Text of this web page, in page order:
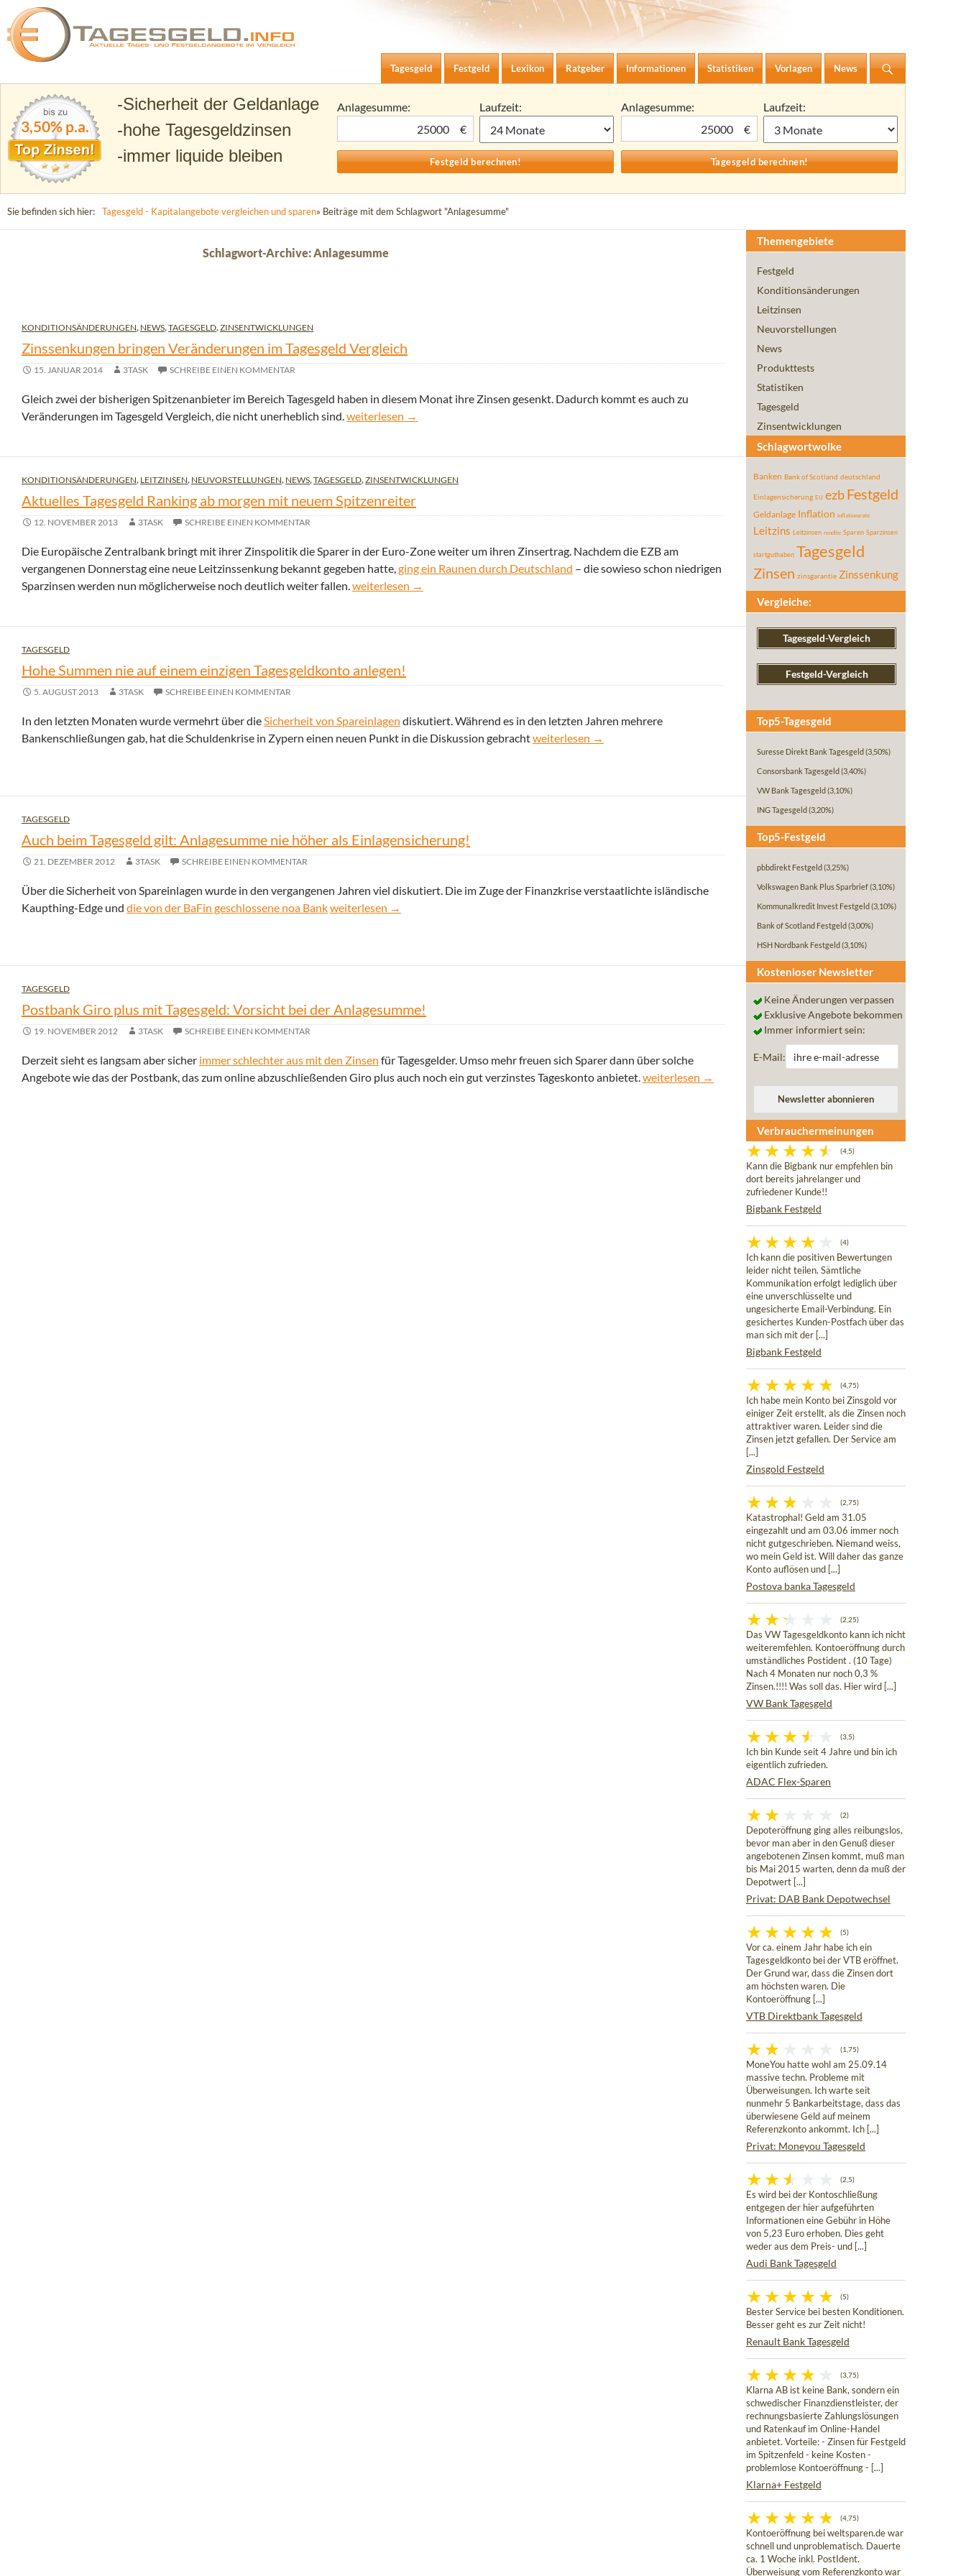
Tagesgeld.info – Tagesgeldkonten vergleichen und Tagesgeld-Zinsen berechnen
Zum Inhalt springen
Tagesgeld
Festgeld Lexikon Ratgeber Informationen Statistiken Vorlagen News
3,50% p.a.
Sicherheit der Geldanlage
hohe Tagesgeldzinsen
immer liquide bleiben
Anlagesumme:
€
Laufzeit:
Anlagesumme:
€
Laufzeit:
Sie befinden sich hier: Tagesgeld - Kapitalangebote vergleichen und sparen» Beiträge mit dem Schlagwort "Anlagesumme"
Schlagwort-Archive: Anlagesumme
KONDITIONSÄNDERUNGEN, NEWS,TAGESGELD,ZINSENTWICKLUNGEN
Zinssenkungen bringen Veränderungen im Tagesgeld Vergleich
15. JANUAR 2014 3TASK SCHREIBE EINEN KOMMENTAR
Gleich zwei der bisherigen Spitzenanbieter im Bereich Tagesgeld haben in diesem Monat ihre Zinsen gesenkt. Dadurch kommt es auch zu
Veränderungen im Tagesgeld Vergleich, die nicht unerheblich sind.Zinssenkungen bringen Veränderungen im Tagesgeld Vergleich
weiterlesen →
KONDITIONSÄNDERUNGEN, LEITZINSEN, NEUVORSTELLUNGEN, NEWS,TAGESGELD,ZINSENTWICKLUNGEN
Aktuelles Tagesgeld Ranking ab morgen mit neuem Spitzenreiter
12. NOVEMBER 2013 3TASK SCHREIBE EINEN KOMMENTAR
Die Europäische Zentralbank bringt mit ihrer Zinspolitik die Sparer in der Euro-Zone weiter um ihren Zinsertrag. Nachdem die EZB am
vergangenen Donnerstag eine neue Leitzinssenkung bekannt gegeben hatte,ging ein Raunen durch Deutschland – die sowieso schon niedrigen
Sparzinsen werden nun möglicherweise noch deutlich weiter fallen.Aktuelles Tagesgeld Ranking ab morgen mit neuem Spitzenreiter
weiterlesen →
TAGESGELD
Hohe Summen nie auf einem einzigen Tagesgeldkonto anlegen!
5. AUGUST 2013 3TASK SCHREIBE EINEN KOMMENTAR
In den letzten Monaten wurde vermehrt über dieSicherheit von Spareinlagen diskutiert. Während es in den letzten Jahren mehrere
Bankenschließungen gab, hat die Schuldenkrise in Zypern einen neuen Punkt in die Diskussion gebrachtHohe Summen nie auf einem einzigen Tagesgeldkonto anlegen!
weiterlesen →
TAGESGELD
Auch beim Tagesgeld gilt: Anlagesumme nie höher als Einlagensicherung!
21. DEZEMBER 2012 3TASK SCHREIBE EINEN KOMMENTAR
Über die Sicherheit von Spareinlagen wurde in den vergangenen Jahren viel diskutiert. Die im Zuge der Finanzkrise verstaatlichte isländische
Kaupthing-Edge und die von der BaFin geschlossene noa BankAuch beim Tagesgeld gilt: Anlagesumme nie höher als Einlagensicherung!
weiterlesen →
TAGESGELD
Postbank Giro plus mit Tagesgeld: Vorsicht bei der Anlagesumme!
19. NOVEMBER 2012 3TASK SCHREIBE EINEN KOMMENTAR
Derzeit sieht es langsam aber sicher immer schlechter aus mit den Zinsen für Tagesgelder. Umso mehr freuen sich Sparer dann über solche
Angebote wie das der Postbank, das zum online abzuschließenden Giro plus auch noch ein gut verzinstes Tageskonto anbietet.Postbank Giro plus mit Tagesgeld: Vorsicht bei der Anlagesumme!
weiterlesen →
Themengebiete
Festgeld
Konditionsänderungen
Leitzinsen
Neuvorstellungen
News
Produkttests
Statistiken
Tagesgeld
Zinsentwicklungen
Schlagwortwolke
Banken Bank of Scotland deutschland
Einlagensicherung EU ezbFestgeld
Geldanlage Inflation inflationsrate
Leitzins Leitzinsen rendite Sparen Sparzinsen
startguthaben Tagesgeld
Zinsen zinsgarantie Zinssenkung
Vergleiche:
Tagesgeld-Vergleich
Festgeld-Vergleich
Top5-Tagesgeld
Suresse Direkt Bank Tagesgeld (3,50%)
Consorsbank Tagesgeld (3,40%)
VW Bank Tagesgeld (3,10%)
ING Tagesgeld (3,20%)
Top5-Festgeld
pbbdirekt Festgeld (3,25%)
Volkswagen Bank Plus Sparbrief(3,10%)
Kommunalkredit Invest Festgeld (3,10%)
Bank of Scotland Festgeld (3,00%)
HSH Nordbank Festgeld (3,10%)
Kostenloser Newsletter
Keine Änderungen verpassen
Exklusive Angebote bekommen
Immer informiert sein:
E-Mail:
Verbrauchermeinungen
(4,5)
Kann die Bigbank nur empfehlen bin
dort bereits jahrelanger und
zufriedener Kunde!!
Bigbank Festgeld
(4)
Ich kann die positiven Bewertungen
leider nicht teilen. Sämtliche
Kommunikation erfolgt lediglich über
eine unverschlüsselte und
ungesicherte Email-Verbindung. Ein
gesichertes Kunden-Postfach über das
man sich mit der [...]
Bigbank Festgeld
(4,75)
Ich habe mein Konto bei Zinsgold vor
einiger Zeit erstellt, als die Zinsen noch
attraktiver waren. Leider sind die
Zinsen jetzt gefallen. Der Service am
[...]
Zinsgold Festgeld
(2,75)
Katastrophal! Geld am 31.05
eingezahlt und am 03.06 immer noch
nicht gutgeschrieben. Niemand weiss,
wo mein Geld ist. Will daher das ganze
Konto auflösen und [...]
Postova banka Tagesgeld
(2,25)
Das VW Tagesgeldkonto kann ich nicht
weiteremfehlen. Kontoeröffnung durch
umständliches Postident . (10 Tage)
Nach 4 Monaten nur noch 0,3 %
Zinsen.!!!! Was soll das. Hier wird [...]
VW Bank Tagesgeld
(3,5)
Ich bin Kunde seit 4 Jahre und bin ich
eigentlich zufrieden.
ADAC Flex-Sparen
(2)
Depoteröffnung ging alles reibungslos,
bevor man aber in den Genuß dieser
angebotenen Zinsen kommt, muß man
bis Mai 2015 warten, denn da muß der
Depotwert [...]
Privat: DAB Bank Depotwechsel
(5)
Vor ca. einem Jahr habe ich ein
Tagesgeldkonto bei der VTB eröffnet.
Der Grund war, dass die Zinsen dort
am höchsten waren. Die
Kontoeröffnung [...]
VTB Direktbank Tagesgeld
(1,75)
MoneYou hatte wohl am 25.09.14
massive techn. Probleme mit
Überweisungen. Ich warte seit
nunmehr 5 Bankarbeitstage, dass das
überwiesene Geld auf meinem
Referenzkonto ankommt. Ich [...]
Privat: Moneyou Tagesgeld
(2,5)
Es wird bei der Kontoschließung
entgegen der hier aufgeführten
Informationen eine Gebühr in Höhe
von 5,23 Euro erhoben. Dies geht
weder aus dem Preis- und [...]
Audi Bank Tagesgeld
(5)
Bester Service bei besten Konditionen.
Besser geht es zur Zeit nicht!
Renault Bank Tagesgeld
(3,75)
Klarna AB ist keine Bank, sondern ein
schwedischer Finanzdienstleister, der
rechnungsbasierte Zahlungslösungen
und Ratenkauf im Online-Handel
anbietet. Vorteile: - Zinsen für Festgeld
im Spitzenfeld - keine Kosten -
problemlose Kontoeröffnung - [...]
Klarna+ Festgeld
(4,75)
Kontoeröffnung bei weltsparen.de war
schnell und unproblematisch. Dauerte
ca. 1 Woche inkl. PostIdent.
Überweisung vom Referenzkonto war